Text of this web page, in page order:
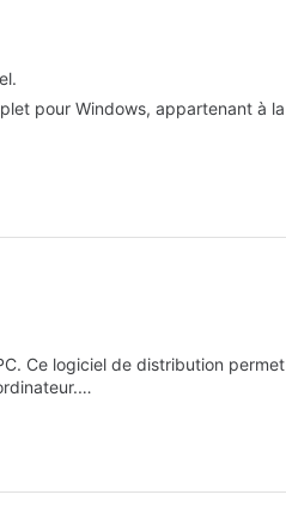
pour Windows, appartenant à la
Ce logiciel de distribution permet